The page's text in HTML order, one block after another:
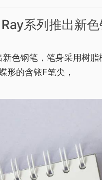
系列推出新
色钢笔，笔身采用树脂
形的含铱F笔尖，